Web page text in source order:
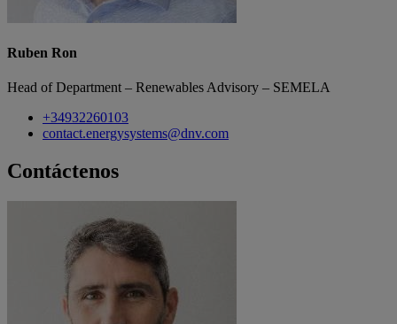
Ruben Ron
Head of Department – Renewables Advisory – SEMELA
+34932260103
contact.energysystems@dnv.com
Contáctenos